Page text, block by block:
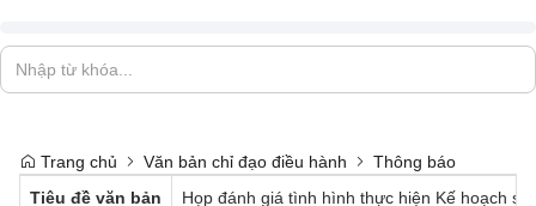
Trang chủ Văn bản chỉ đạo điều hành
Thông báo
Tiêu đề văn bản
Họp đánh giá tình hình thực hiện Kế hoạch